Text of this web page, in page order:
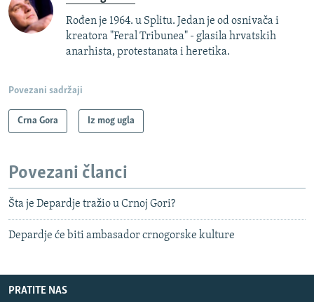
Rođen je 1964. u Splitu. Jedan je od osnivača i
kreatora "Feral Tribunea" - glasila hrvatskih
anarhista, protestanata i heretika.
Povezani sadržaji
Crna Gora Iz mog ugla
Povezani članci
Šta je Depardje tražio u Crnoj Gori?
Depardje će biti ambasador crnogorske kulture
PRATITE NAS